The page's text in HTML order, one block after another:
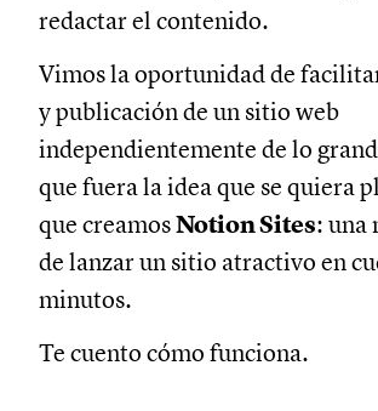
redactar el contenido.
Vimos la oportunidad de
y publicación de un sitio web
independientemente de lo
que fuera la idea que se quiera
que creamosNotion Sites: una
de lanzar un sitio atractivo en
minutos.
Te cuento cómo funciona.